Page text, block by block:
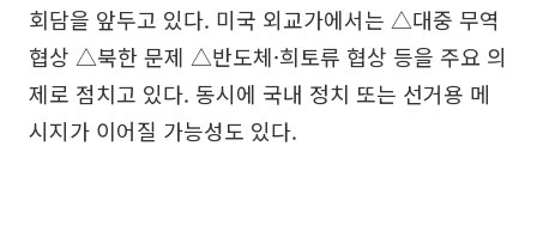
회담을 앞두고 있다. 미국 외교가에서는 △대중 무역
협상 △북한 문제 △반도체·희토류 협상 등을 주요 의
제로 점치고 있다. 동시에 국내 정치 또는 선거용 메
시지가 이어질 가능성도 있다.